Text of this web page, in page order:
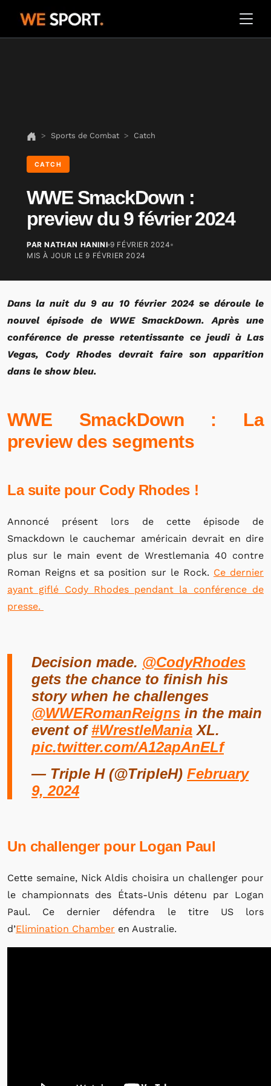
Sports de Combat Catch
CATCH
WWE SmackDown :
preview du 9 février 2024
PAR NATHAN HANINI 9 FÉVRIER 2024
MIS À JOUR LE9 FÉVRIER 2024
Dans la nuit du 9 au 10 février 2024 se déroule le
nouvel épisode de WWE SmackDown. Après une
conférence de presse retentissante ce jeudi à Las
Vegas, Cody Rhodes devrait faire son apparition
dans le show bleu.
WWE SmackDown : La
preview des segments
La suite pour Cody Rhodes !
Annoncé présent lors de cette épisode de
Smackdown le cauchemar américain devrait en dire
plus sur le main event de Wrestlemania 40 contre
Roman Reigns et sa position sur le Rock. Ce dernier
ayant giflé Cody Rhodes pendant la conférence de
presse.
Decision made. @CodyRhodes
gets the chance to finish his
story when he challenges
@WWERomanReigns in the main
event of#WrestleMania XL.
pic.twitter.com/A12apAnELf
— Triple H (@TripleH) February
9, 2024
Un challenger pour Logan Paul
Cette semaine, Nick Aldis choisira un challenger pour
le championnats des États-Unis détenu par Logan
Paul. Ce dernier défendra le titre US lors
d’Elimination Chamber en Australie.